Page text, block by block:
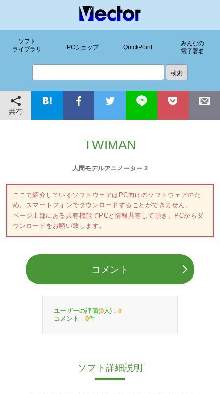
ソフト
ライブラリ
PCショップ QuickPoint
みんなの
電子署名
共有
TWIMAN
人間モデルアニメーター 2
ここで紹介しているソフトウェアはPC向けのソフトウェアのた
め、スマートフォンでダウンロードすることができません。
ページ上部にある共有機能でPCと情報共有して頂き、PCからダ
ウンロードをお願い致します。
コメント
ユーザーの評価(0 人)： 0
コメント： 0件
ソフト詳細説明